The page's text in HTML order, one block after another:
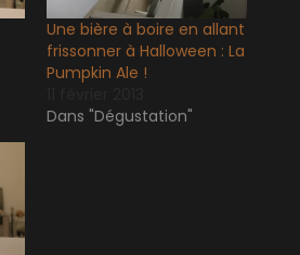
Une bière à boire en allant
frissonner à Halloween : La
Pumpkin Ale !
Dans "Dégustation"